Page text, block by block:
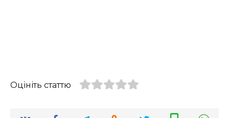
Оцініть статтю